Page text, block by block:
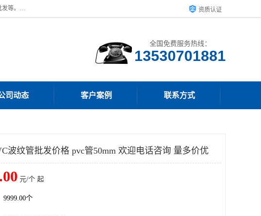
深圳市宝安区沙井街道浩丰胶管商行主营产品：联塑批发、联塑管批发、联塑总代理、联塑总经销、联塑HDPE波纹管批发、联塑PE给水管批发等。凭借服务以及多年的勤奋拼搏，发展成为一家销售各种管材管件，绝缘电工套管及配件等系列产品的贸易公司。公司秉承“顾客至上，锐意进取”的经营理念，坚持“客户至上”原则为广大客户提供的服务。欢迎惠顾！ 资质认证
全国免费服务热线：
司动态 客户案例 联系方式
波纹管批发价格 pvc管50mm 欢迎电话咨询 量多价优
元/个 起
9999.00个